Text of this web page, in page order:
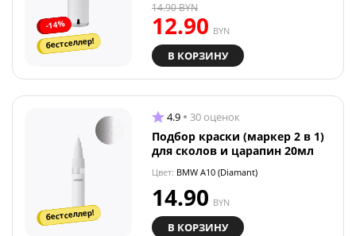
-14%
бестселлер!
12.90 BYN
14.90BYN
В КОРЗИНУ
бестселлер!
4.9 30 оценок
Подбор краски (маркер 2 в 1)
для сколов и царапин 20мл
Цвет: BMW A10 (Diamant)
14.90 BYN
В КОРЗИНУ